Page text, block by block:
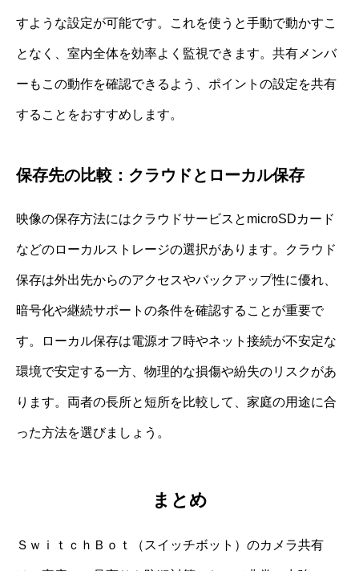
すような設定が可能です。これを使うと手動で動かすこ
となく、室内全体を効率よく監視できます。共有メンバ
ーもこの動作を確認できるよう、ポイントの設定を共有
することをおすすめします。
保存先の比較：クラウドとローカル保存
映像の保存方法にはクラウドサービスとmicroSDカード
などのローカルストレージの選択があります。クラウド
保存は外出先からのアクセスやバックアップ性に優れ、
暗号化や継続サポートの条件を確認することが重要で
す。ローカル保存は電源オフ時やネット接続が不安定な
環境で安定する一方、物理的な損傷や紛失のリスクがあ
ります。両者の長所と短所を比較して、家庭の用途に合
った方法を選びましょう。
まとめ
ＳｗｉｔｃｈＢｏｔ（スイッチボット）のカメラ共有